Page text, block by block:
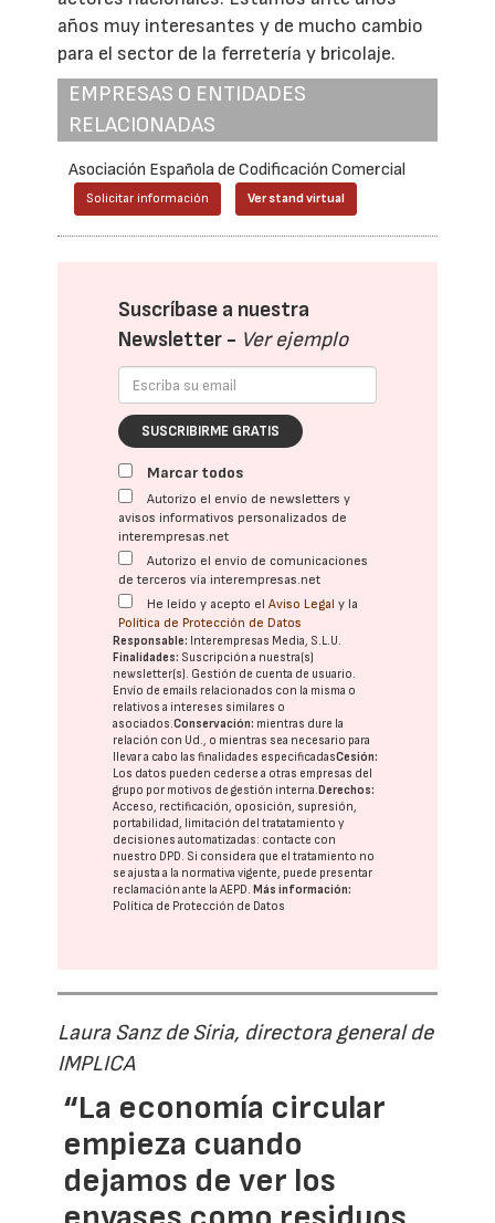
años muy interesantes y de mucho cambio
para el sector de la ferretería y bricolaje.
EMPRESAS O ENTIDADES
RELACIONADAS
Asociación Española de Codificación Comercial
Solicitar información Ver stand virtual
Suscríbase a nuestra
Newsletter - Ver ejemplo
SUSCRIBIRME GRATIS
Marcar todos
Autorizo el envío de newsletters y
avisos informativos personalizados de
interempresas.net
Autorizo el envío de comunicaciones
de terceros vía interempresas.net
He leído y acepto elAviso Legal y la
Política de Protección de Datos
Responsable: Interempresas Media, S.L.U.
Finalidades: Suscripción a nuestra(s)
newsletter(s). Gestión de cuenta de usuario.
Envío de emails relacionados con la misma o
relativos a intereses similares o
asociados.Conservación: mientras dure la
relación con Ud., o mientras sea necesario para
llevar a cabo las finalidades especificadasCesión:
Los datos pueden cederse a otras empresas del
grupo por motivos de gestión interna. Derechos:
Acceso, rectificación, oposición, supresión,
portabilidad, limitación del tratatamiento y
decisiones automatizadas: contacte con
nuestro DPD. Si considera que el tratamiento no
se ajusta a la normativa vigente, puede presentar
reclamación ante laAEPD. Más información:
Política de Protección de Datos
Laura Sanz de Siria, directora general de
IMPLICA
“La economía circular
empieza cuando
dejamos de ver los